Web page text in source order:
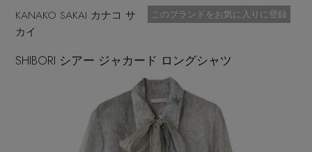
メールマガジン登録
最新トレンドや限定アイテム、セール情報を
いち早くお届けします。
KANAKO SAKAI カナコ サ
カイ
お気に入り済
このブランドをお気に入りに登録
SHIBORI シアー ジャカード ロングシャツ